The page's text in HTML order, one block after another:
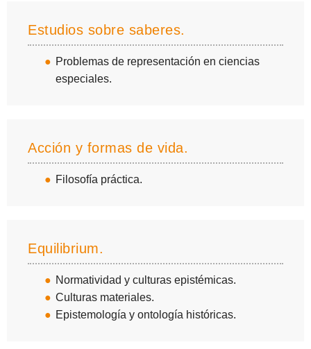
Estudios sobre saberes.
Problemas de representación en ciencias
especiales.
Acción y formas de vida.
Filosofía práctica.
Equilibrium.
Normatividad y culturas epistémicas.
Culturas materiales.
Epistemología y ontología históricas.